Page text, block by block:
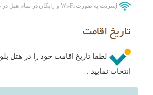
اینترنت به صورت Wi-Fi و رایگان در تمام هتل در دسترس می باشد.
تاریخ اقامت
لطفا تاریخ اقامت خود را در هتل
انتخاب نمایید .